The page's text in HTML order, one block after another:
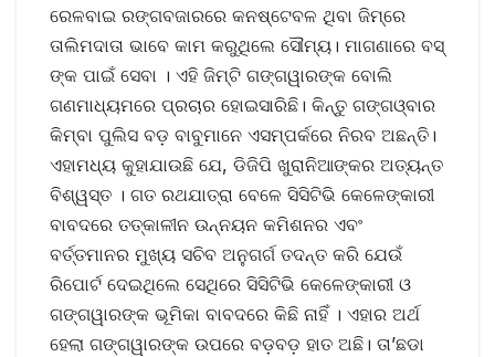
ରେଳବାଇ ରଙ୍ଗବଜାରରେ କନଷ୍ଟେବଳ ଥିବା ଜିମ୍‌ରେ
ତାଲିମଦାତା ଭାବେ କାମ କରୁଥିଲେ ସୌମ୍ୟ। ମାଗଣାରେ ବସ୍‌
ଙ୍କ ପାଇଁ ସେବା । ଏହି ଜିମ୍‌ଟି ଗଙ୍ଗୱାରଙ୍କ ବୋଲି
ଗଣମାଧ୍ୟମରେ ପ୍ରଚାର ହୋଇସାରିଛି। କିନ୍ତୁ ଗଙ୍ଗଓ୍ବାର
କିମ୍ବା ପୁଲିସ ବଡ଼ ବାବୁମାନେ ଏସମ୍ପର୍କରେ ନିରବ ଅଛନ୍ତି।
ଏହାମଧ୍ୟ କୁହାଯାଉଛି ଯେ, ଡିଜିପି ଖୁରାନିଆଙ୍କର ଅତ୍ୟନ୍ତ
ବିଶ୍ୱସ୍ତ । ଗତ ରଥଯାତ୍ରା ବେଳେ ସିସିଟିଭି କେଳେଙ୍କାରୀ
ବାବଦରେ ତତ୍କାଳୀନ ଉନ୍ନୟନ କମିଶନର ଏବଂ
ବର୍ତ୍ତମାନର ମୁଖ୍ୟ ସଚିବ ଅନୁଗର୍ଗ ତଦନ୍ତ କରି ଯେଉଁ
ରିପୋର୍ଟ ଦେଇଥିଲେ ସେଥିରେ ସିସିଟିଭି କେଳେଙ୍କାରୀ ଓ
ଗଙ୍ଗୱାରଙ୍କ ଭୂମିକା ବାବଦରେ କିଛି ନାହିଁ । ଏହାର ଅର୍ଥ
ହେଲା ଗଙ୍ଗୱାରଙ୍କ ଉପରେ ବଡ଼ବଡ଼ ହାତ ଅଛି। ତା’ଛଡା